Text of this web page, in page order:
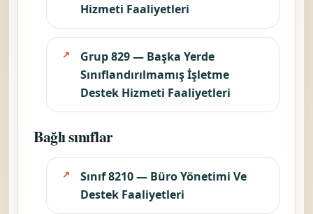
Hizmeti Faaliyetleri
Grup 829 — Başka Yerde
Sınıflandırılmamış İşletme
Destek Hizmeti Faaliyetleri
Bağlı sınıflar
Sınıf 8210 — Büro Yönetimi Ve
Destek Faaliyetleri